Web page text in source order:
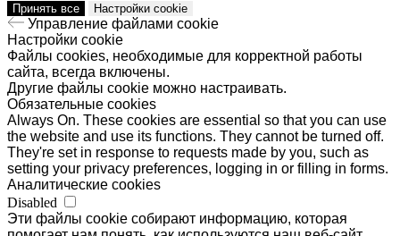
Принять все Настройки cookie
Управление файлами cookie
Настройки cookie
Файлы cookies, необходимые для корректной работы
сайта, всегда включены.
Другие файлы cookie можно настраивать.
Обязательные cookies
Always On. These cookies are essential so that you can use
the website and use its functions. They cannot be turned off.
They're set in response to requests made by you, such as
setting your privacy preferences, logging in or filling in forms.
Аналитические cookies
Disabled
Эти файлы cookie собирают информацию, которая